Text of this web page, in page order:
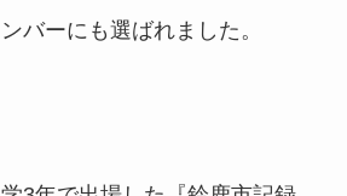
バーにも選ばれました。